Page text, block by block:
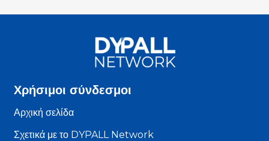
Χρήσιμοι σύνδεσμοι
Αρχική σελίδα
Σχετικά με το DYPALL Network